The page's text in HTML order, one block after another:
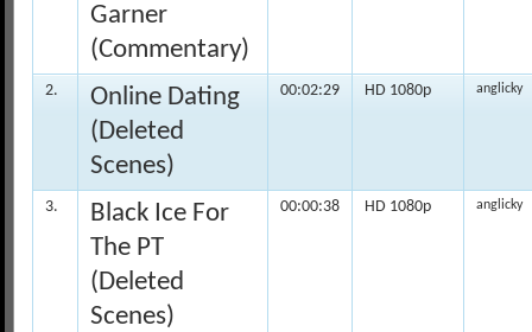
Garner
(Commentary)
2.
Online Dating
(Deleted
Scenes)
00:02:29 HD 1080p anglicky
3.
Black Ice For
The PT
(Deleted
Scenes)
00:00:38 HD 1080p anglicky